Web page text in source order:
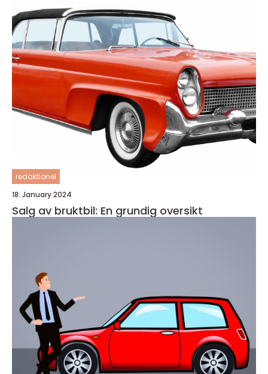
redaktionel
18. January 2024
Salg av bruktbil: En grundig oversikt